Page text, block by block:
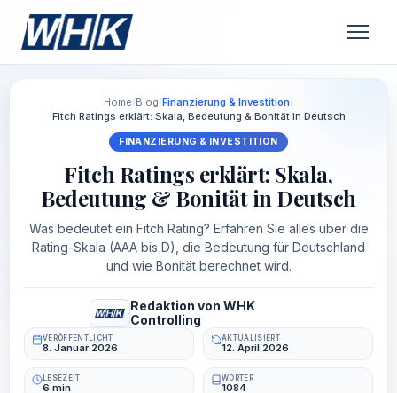
Home/Blog/Finanzierung & Investition/
Fitch Ratings erklärt: Skala, Bedeutung & Bonität in Deutsch
FINANZIERUNG & INVESTITION
Fitch Ratings erklärt: Skala,
Bedeutung & Bonität in Deutsch
Was bedeutet ein Fitch Rating? Erfahren Sie alles über die
Rating-Skala (AAA bis D), die Bedeutung für Deutschland
und wie Bonität berechnet wird.
Redaktion von WHK
Controlling
VERÖFFENTLICHT
8. Januar 2026
AKTUALISIERT
12. April 2026
LESEZEIT
6 min
WÖRTER
1084